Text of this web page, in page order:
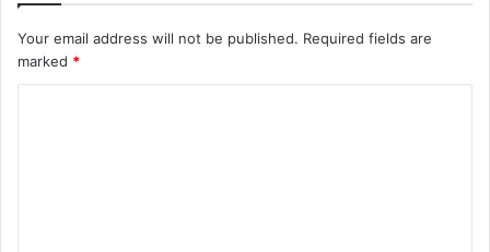
Your email address will not be published. Required fields are
marked *